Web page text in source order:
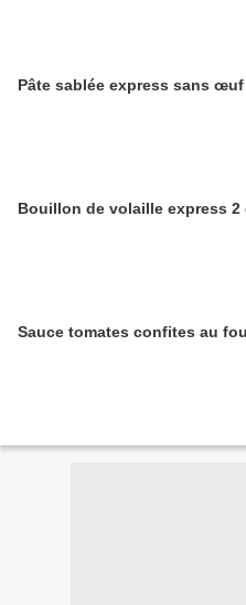
Pâte sablée express sans œuf
Bouillon de volaille express 2
Sauce tomates confites au